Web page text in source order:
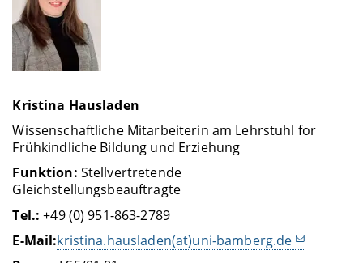
Kristina Hausladen
Wissenschaftliche Mitarbeiterin am Lehrstuhl for
Frühkindliche Bildung und Erziehung
Funktion: Stellvertretende
Gleichstellungsbeauftragte
Tel.: +49 (0) 951-863-2789
E-Mail:kristina.hausladen(at)uni-bamberg.de